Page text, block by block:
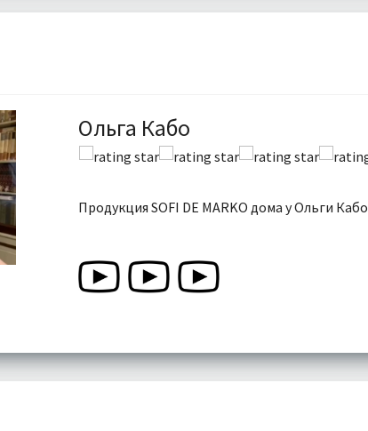
Ольга Кабо
Продукция SOFI DE MARKO дома у Ольги Кабо